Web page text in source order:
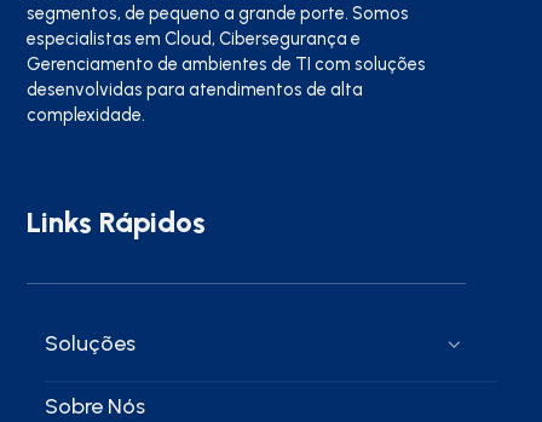
segmentos, de pequeno a grande porte. Somos
especialistas em Cloud, Cibersegurança e
Gerenciamento de ambientes de TI com soluções
desenvolvidas para atendimentos de alta
complexidade.
Links Rápidos
Soluções
Sobre Nós